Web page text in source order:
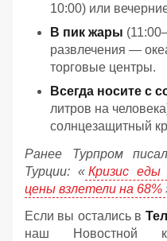
10:00) или
В пик жары
развлечения —
торговые центры.
Всегда носите с
литров на
солнцезащитный
Ранее Турпром
Турции: « Кризис еды
цены взлетели на 68%
Если вы остались в
наш Новостной